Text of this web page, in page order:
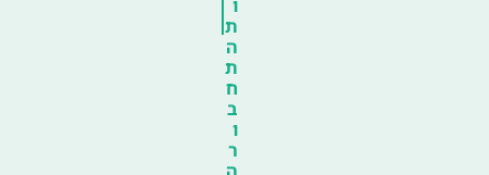
ו
ת
ה
ת
ח
ב
ו
ר